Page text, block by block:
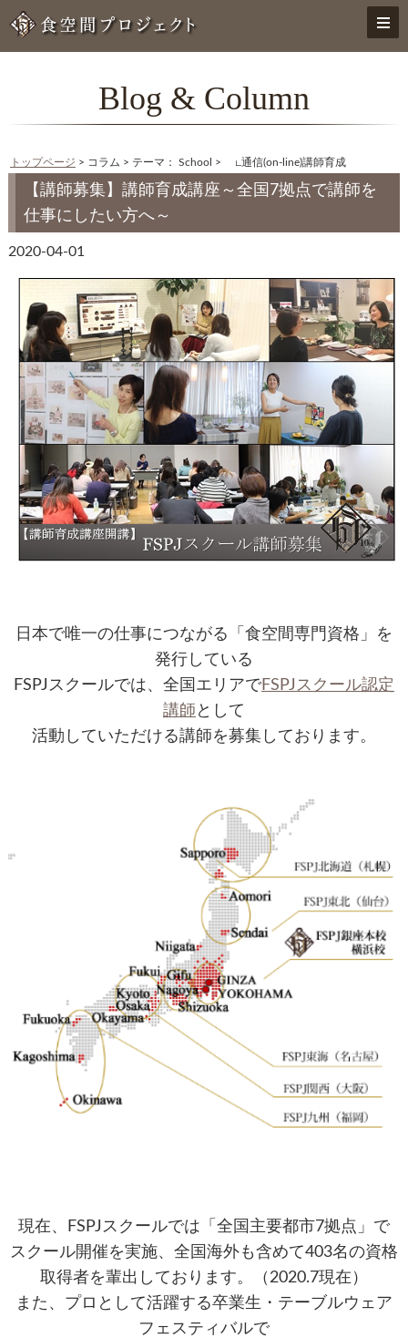
Blog & Column
トップページ > コラム > テーマ： School > ∟通信(on-line)講師育成
【講師募集】講師育成講座～全国7拠点で講師を
仕事にしたい方へ～
2020-04-01
日本で唯一の仕事につながる「食空間専門資格」を
発行している
FSPJスクールでは、全国エリアでFSPJスクール認定
講師 として
活動していただける講師を募集しております。
現在、FSPJスクールでは「全国主要都市7拠点」で
スクール開催を実施、全国海外も含めて403名の資格
取得者を輩出しております。（2020.7現在）
また、プロとして活躍する卒業生・テーブルウェア
フェスティバルで